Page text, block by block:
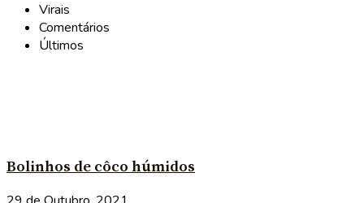
Virais
Comentários
Últimos
Bolinhos de côco húmidos